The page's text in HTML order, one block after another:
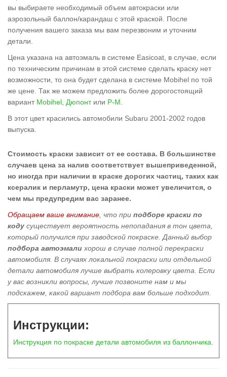
вы выбираете необходимый объем автокраски или
аэрозольный баллон/карандаш с этой краской. После
получения вашего заказа мы вам перезвоним и уточним
детали.
Цена указана на автоэмаль в системе Easicoat, в случае, если
по техническим причинам в этой системе сделать краску нет
возможности, то она будет сделана в системе Mobihel по той
же цене. Так же можем предложить более дорогостоящий
вариант Mobihel Дюпонтили Р-М
В этот цвет красились автомобили Subaru 2001-2002 годов
выпуска.
Стоимость краски зависит от ее состава. В большинстве
случаев цена за налив соответствует вышеприведенной,
но иногда при наличии в краске дорогих частиц, таких как
ксералик и перламутр, цена краски может увеличится, о
чем мы предупредим вас заранее.
Обращаем ваше внимание , что при подборе краски по
коду существует вероятность непопадания в тон цвета,
который получился при заводской покраске. Данный выбор
подбора автоэмали хорош в случае полной перекраски
автомобиля . В случаях локальной покраски или отдельной
детали автомобиля лучше выбрать колеровку цвета. Если
у вас возникли вопросы, лучше позвоните нам и мы
подскажем, какой вариант подбора вам больше подходит.
Инструкции:
Инструкция по покраске детали автомобиля из баллончика